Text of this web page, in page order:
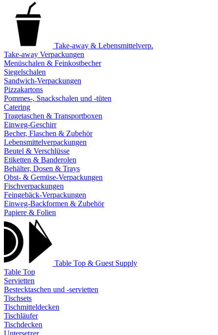
Take-away & Lebensmittelverp.
Take-away Verpackungen
Menüschalen & Feinkostbecher
Siegelschalen
Sandwich-Verpackungen
Pizzakartons
Pommes-, Snackschalen und -tüten
Catering
Tragetaschen & Transportboxen
Einweg-Geschirr
Becher, Flaschen & Zubehör
Lebensmittelverpackungen
Beutel & Verschlüsse
Etiketten & Banderolen
Behälter, Dosen & Trays
Obst- & Gemüse-Verpackungen
Fischverpackungen
Feingebäck-Verpackungen
Einweg-Backformen & Zubehör
Papiere & Folien
Table Top & Guest Supply
Table Top
Servietten
Bestecktaschen und -servietten
Tischsets
Tischmitteldecken
Tischläufer
Tischdecken